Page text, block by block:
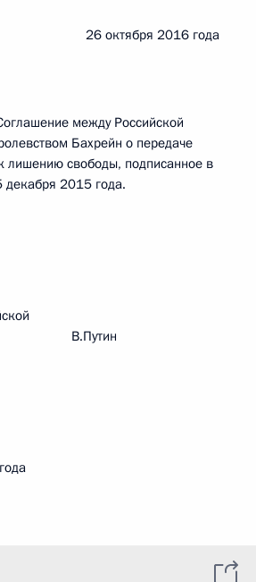
октября 2016 года
между Российской
Бахрейн о передаче
лишению свободы, подписанное в
2015 года.
В.Путин